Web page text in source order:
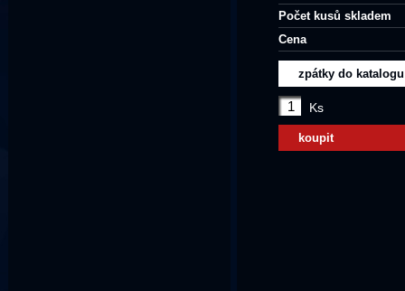
Počet kusů skladem
Cena
zpátky do katalogu
Ks
koupit